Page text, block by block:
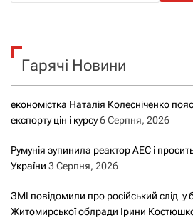
к
Гарячі Новини
економістка Наталія Колесніченко
експорту цін і курсу6 Серпня, 2026
Румунія зупинила реактор АЕС і
України 3 Серпня, 2026
ЗМІ повідомили про російський слід у
Житомирської облради Ірини